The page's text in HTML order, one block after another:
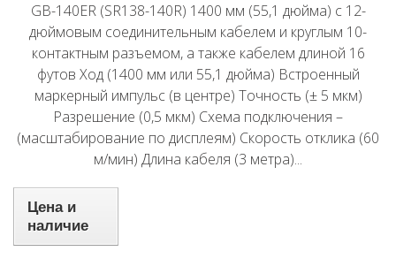
GB-140ER (SR138-140R) 1400 мм (55,1 дюйма) с 12-
дюймовым соединительным кабелем и круглым 10-
контактным разъемом, а также кабелем длиной 16
футов Ход (1400 мм или 55,1 дюйма) Встроенный
маркерный импульс (в центре) Точность (± 5 мкм)
Разрешение (0,5 мкм) Схема подключения –
(масштабирование по дисплеям) Скорость отклика (60
м/мин) Длина кабеля (3 метра)...
Цена и
наличие